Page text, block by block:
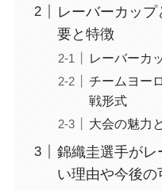
レーバーカッ
要と特徴
レーバーカ
チームヨー
戦形式
大会の魅力
錦織圭選手がレ
い理由や今後の